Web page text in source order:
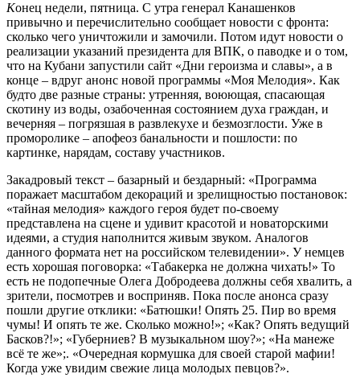
Конец недели, пятница. С утра генерал Канашенков
привычно и перечислительно сообщает новости с фронта:
сколько чего уничтожили и замочили. Потом идут новости о
реализации указаний президента для ВПК, о паводке и о том,
что на Кубани запустили сайт «Дни героизма и славы», а в
конце – вдруг анонс новой программы «Моя Мелодия». Как
будто две разные страны: утренняя, воюющая, спасающая
скотину из воды, озабоченная состоянием духа граждан, и
вечерняя – погрязшая в развлекухе и безмозглости. Уже в
проморолике – апофеоз банальности и пошлости: по
картинке, нарядам, составу участников.
Закадровый текст – базарный и бездарный: «Программа
поражает масштабом декораций и зрелищностью постановок:
«тайная мелодия» каждого героя будет по-своему
представлена на сцене и удивит красотой и новаторскими
идеями, а студия наполнится живым звуком. Аналогов
данного формата нет на российском телевидении». У немцев
есть хорошая поговорка: «Табакерка не должна чихать!» То
есть не подопечные Олега Добродеева должны себя хвалить, а
зрители, посмотрев и восприняв. Пока после анонса сразу
пошли другие отклики: «Батюшки! Опять 25. Пир во время
чумы! И опять те же. Сколько можно!»; «Как? Опять ведущий
Басков?!»; «Губерниев? В музыкальном шоу?»; «На манеже
всё те же»;. «Очередная кормушка для своей старой мафии!
Когда уже увидим свежие лица молодых певцов?».